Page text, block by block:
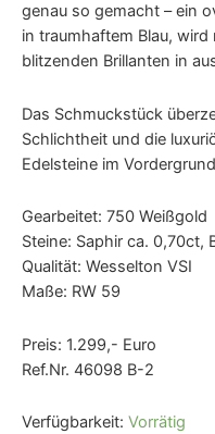
genau so gemacht – ein
in traumhaftem Blau,
blitzenden Brillanten in
Das Schmuckstück
Schlichtheit und die
Edelsteine im
Gearbeitet: 750 Weißgold
Steine: Saphir ca. 0,70ct,
Qualität: Wesselton VSI
Maße: RW 59
Preis: 1.299,- Euro
Ref.Nr. 46098 B-2
Verfügbarkeit: Vorrätig